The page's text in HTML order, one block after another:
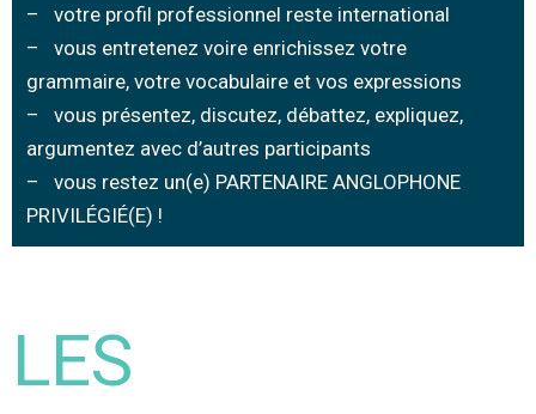
– votre profil professionnel reste international
– vous entretenez voire enrichissez votre
grammaire, votre vocabulaire et vos expressions
– vous présentez, discutez, débattez, expliquez,
argumentez avec d’autres participants
– vous restez un(e) PARTENAIRE ANGLOPHONE
PRIVILÉGIÉ(E) !
LES